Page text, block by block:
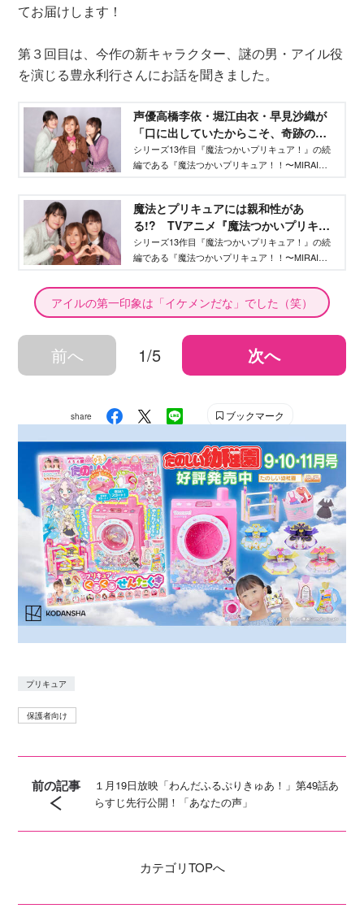
てお届けします！
第３回目は、今作の新キャラクター、謎の男・アイル役
を演じる豊永利行さんにお話を聞きました。
声優高橋李依・堀江由衣・早見沙織が
「口に出していたからこそ、奇跡の魔
法が叶った！」と語る、『魔法つかい
プリキュア！』の続編がついにスター
シリーズ13作目『魔法つかいプリキュア！』の続
編である『魔法つかいプリキュア！！〜MIRAI
由衣さん、早見沙織さんにAne♡ひめ.netがスペシ
ャルインタビューしました！ vol.１では、少し成
長したキャラクターたちについてや、作品への思
い、見どころなどをたっぷりとお伺いしました。
魔法とプリキュアには親和性があ
る!? TVアニメ『魔法つかいプリキュ
ア！！〜MIRAI DAYS〜』メインキャス
ト３名が語る「まほプリトーク」第２
シリーズ13作目『魔法つかいプリキュア！』の続
編である『魔法つかいプリキュア！！〜MIRAI
定！ 続編公開を記念して、高橋李依さん 、堀江
由衣さん、早見沙織さんにAne♡ひめ.netがスペシ
ャルインタビューしました！ vol.２では「もしも
魔法が使えたら？」の質問をしてみました！
アイルの第一印象は「イケメンだな」でした（笑）
前へ 1/5 次へ
share ブックマーク
プリキュア
保護者向け
前の記事
１月19日放映「わんだふるぷりきゅあ！」第49話あ
らすじ先行公開！「あなたの声」
カテゴリTOPへ